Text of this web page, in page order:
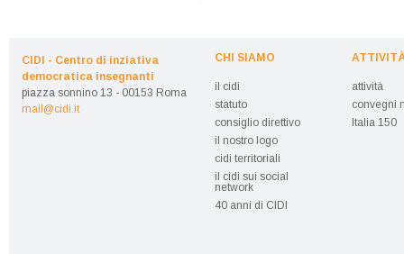
CIDI - Centro di inziativa
democratica insegnanti
piazza sonnino 13 - 00153 Roma
mail@cidi.it
CHI SIAMO
il cidi
statuto
consiglio direttivo
il nostro logo
cidi territoriali
il cidi sui social
network
40 anni di CIDI
attività
convegni
Italia 150